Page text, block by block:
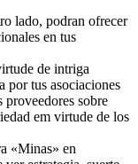
lado, podran ofrecer
en tus
de intriga
por tus asociaciones
proveedores sobre
em virtude de los
«Minas» en